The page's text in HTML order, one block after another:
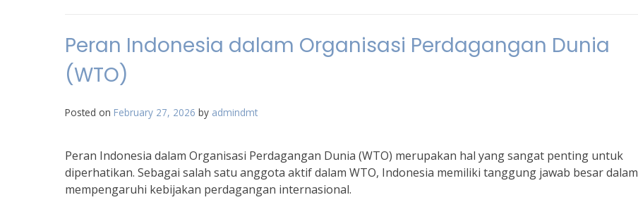
Peran Indonesia dalam Organisasi Perdagangan Dunia
(WTO)
Posted on February 27, 2026 by admindmt
Peran Indonesia dalam Organisasi Perdagangan Dunia (WTO) merupakan hal yang sangat penting untuk
diperhatikan. Sebagai salah satu anggota aktif dalam WTO, Indonesia memiliki tanggung jawab besar dalam
mempengaruhi kebijakan perdagangan internasional.